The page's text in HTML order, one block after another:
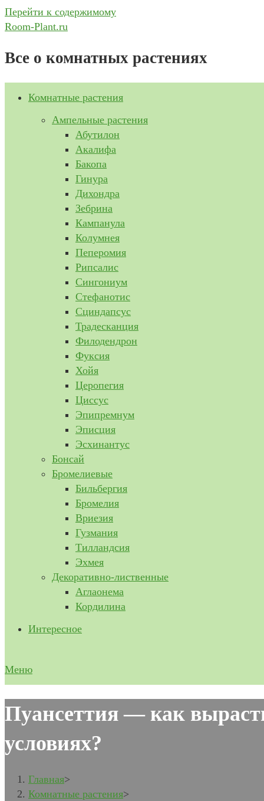
Перейти к содержимому
Room-Plant.ru
Все о комнатных растениях
Комнатные растения
Ампельные растения
Абутилон
Акалифа
Бакопа
Гинура
Дихондра
Зебрина
Кампанула
Колумнея
Пеперомия
Рипсалис
Сингониум
Стефанотис
Сциндапсус
Традесканция
Филодендрон
Фуксия
Хойя
Церопегия
Циссус
Эпипремнум
Эписция
Эсхинантус
Бонсай
Бромелиевые
Бильбергия
Бромелия
Вриезия
Гузмания
Тилландсия
Эхмея
Декоративно-лиственные
Аглаонема
Кордилина
Интересное
Меню
Пуансеттия — как
условиях?
Главная>
Комнатные растения>